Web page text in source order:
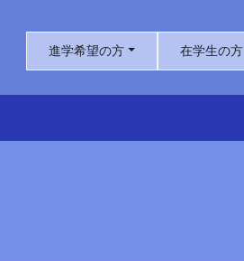
進学希望の方 在学生の方